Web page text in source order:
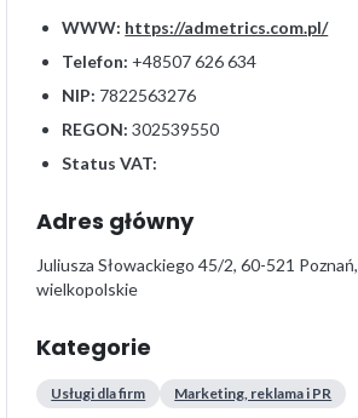
WWW: https://admetrics.com.pl/
Telefon: +48507 626 634
NIP: 7822563276
REGON: 302539550
Status VAT:
Adres główny
Juliusza Słowackiego 45/2, 60-521 Poznań,
wielkopolskie
Kategorie
Usługi dla firm Marketing, reklama i PR